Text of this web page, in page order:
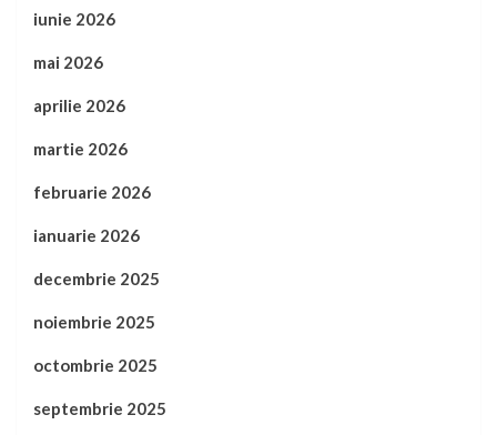
iunie 2026
mai 2026
aprilie 2026
martie 2026
februarie 2026
ianuarie 2026
decembrie 2025
noiembrie 2025
octombrie 2025
septembrie 2025